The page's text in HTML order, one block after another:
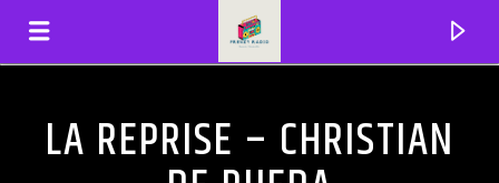
FRENZYRADIO
LA REPRISE – CHRISTIAN